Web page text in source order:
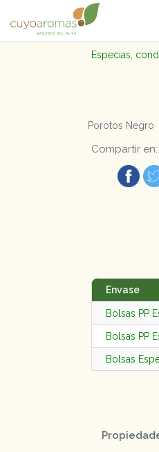
Especias,
Porotos Negro
Compartir en:
Envase
Bolsas PP
Bolsas PP
Bolsas